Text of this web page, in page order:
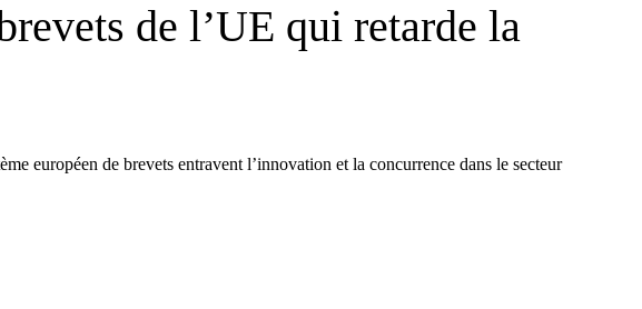
de l’UE qui retarde la
européen de brevets entravent l’innovation et la concurrence dans le secteur